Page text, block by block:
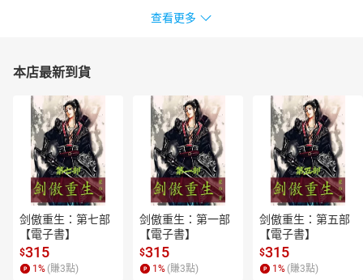
查看更多
本店最新到貨
剑傲重生：第七部
【電子書】
$315
1% (賺3點)
剑傲重生：第一部
【電子書】
$315
1% (賺3點)
剑傲重生：第五部
【電子書】
$315
1% (賺3點)